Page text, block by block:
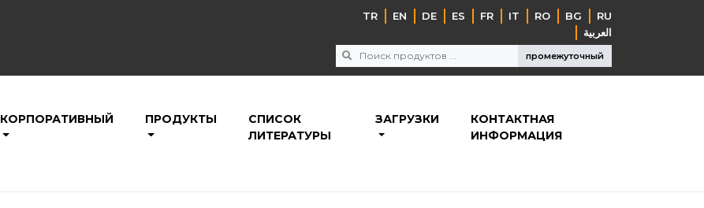
TR EN DE ES FR IT RO BG
RU
‏العربية‏
промежуточный
КОРПОРАТИВНЫЙ ПРОДУКТЫ
СПИСОК
ЛИТЕРАТУРЫ
ЗАГРУЗКИ
КОНТАКТНАЯ
ИНФОРМАЦИЯ